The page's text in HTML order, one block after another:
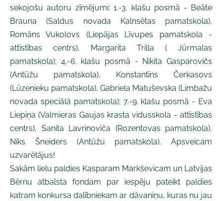
sekojošu autoru zīmējumi: 1.-3. klašu posmā - Beāte
Brauna (Saldus novada Kalnsētas pamatskola),
Romāns Vukolovs (Liepājas Līvupes pamatskola -
attīstības centrs), Margarita Trilla ( Jūrmalas
pamatskola); 4.-6. klašu posmā - Nikita Gasparovičs
(Antūžu pamatskola), Konstantīns Čerkasovs
(Lūzenieku pamatskola), Gabriela Matuševska (Limbažu
novada speciālā pamatskola); 7.-9. klašu posmā - Eva
Liepiņa (Valmieras Gaujas krasta vidusskola - attīstības
centrs), Sanita Lavrinoviča (Rozentovas pamatskola),
Niks Šneiders (Antūžu pamatskola). Apsveicam
uzvarētājus!
Sakām lielu paldies Kasparam Markševicam un Latvijas
Bērnu atbalsta fondam par iespēju pateikt paldies
katram konkursa dalībniekam ar dāvaniņu, kuras nu jau